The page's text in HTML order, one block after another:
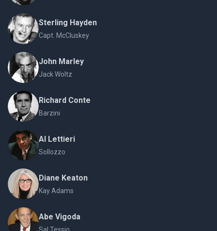
Sterling Hayden
Capt. McCluskey
John Marley
Jack Woltz
Richard Conte
Barzini
Al Lettieri
Sollozzo
Diane Keaton
Kay Adams
Abe Vigoda